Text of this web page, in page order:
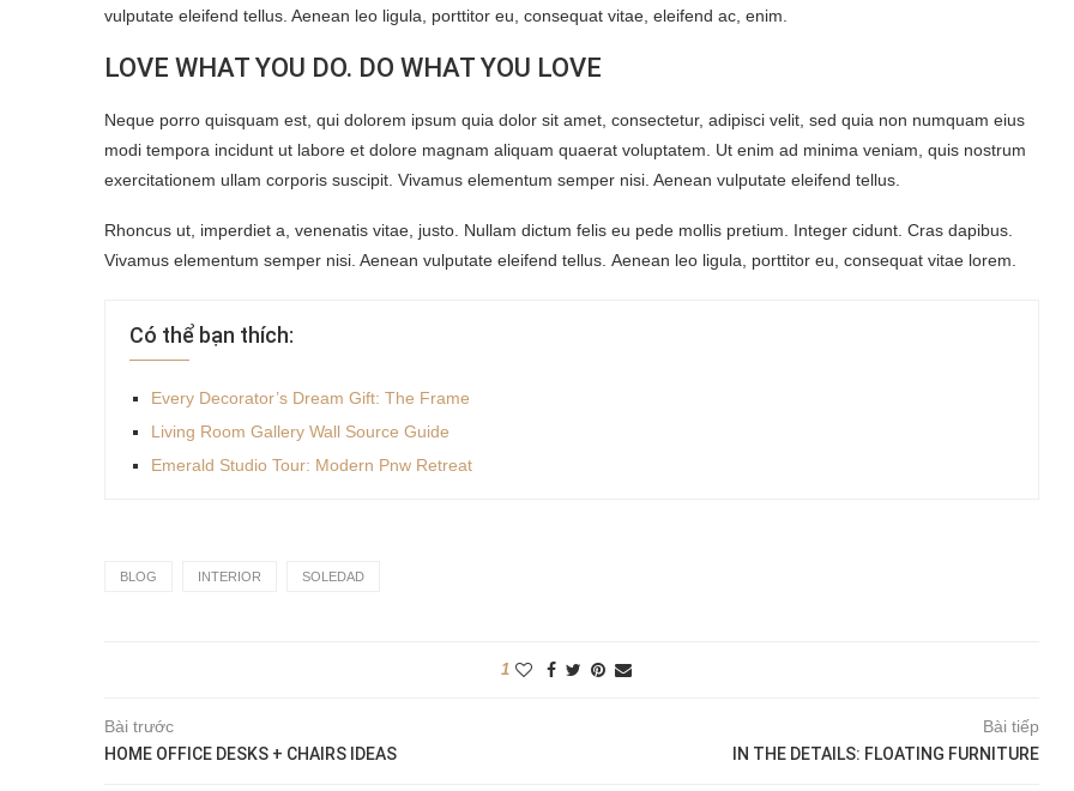
vulputate eleifend tellus. Aenean leo ligula, porttitor eu, consequat vitae, eleifend ac, enim.
LOVE WHAT YOU DO. DO WHAT YOU LOVE
Neque porro quisquam est, qui dolorem ipsum quia dolor sit amet, consectetur, adipisci velit, sed quia non numquam eius
modi tempora incidunt ut labore et dolore magnam aliquam quaerat voluptatem. Ut enim ad minima veniam, quis nostrum
exercitationem ullam corporis suscipit. Vivamus elementum semper nisi. Aenean vulputate eleifend tellus.
Rhoncus ut, imperdiet a, venenatis vitae, justo. Nullam dictum felis eu pede mollis pretium. Integer cidunt. Cras dapibus.
Vivamus elementum semper nisi. Aenean vulputate eleifend tellus. Aenean leo ligula, porttitor eu, consequat vitae lorem.
Có thể bạn thích:
Every Decorator’s Dream Gift: The Frame
Living Room Gallery Wall Source Guide
Emerald Studio Tour: Modern Pnw Retreat
BLOG INTERIOR SOLEDAD
1
Bài trước
HOME OFFICE DESKS + CHAIRS IDEAS
Bài tiếp
IN THE DETAILS: FLOATING FURNITURE